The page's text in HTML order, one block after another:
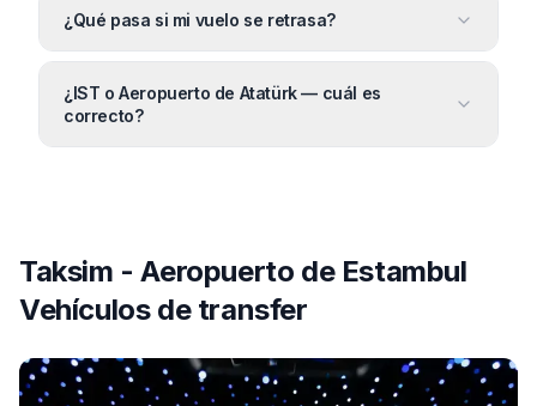
¿Qué pasa si mi vuelo se retrasa?
¿IST o Aeropuerto de Atatürk — cuál es
correcto?
Taksim - Aeropuerto de Estambul
Vehículos de transfer